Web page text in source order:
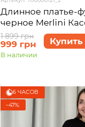
Длинное платье-
черное Merlini
размер 46-48 (L-
1 899 грн
999 грн Купить
В наличии
6 ЧАСОВ
−47%